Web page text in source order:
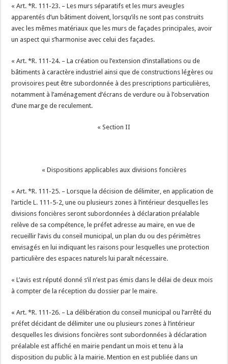
« Art. *R. 111-23. – Les murs séparatifs et les murs aveugles
apparentés d’un bâtiment doivent, lorsqu’ils ne sont pas construits
avec les mêmes matériaux que les murs de façades principales, avoir
un aspect qui s’harmonise avec celui des façades.
« Art. *R. 111-24. – La création ou l’extension d’installations ou de
bâtiments à caractère industriel ainsi que de constructions légères ou
provisoires peut être subordonnée à des prescriptions particulières,
notamment à l’aménagement d’écrans de verdure ou à l’observation
d’une marge de reculement.
« Section II
« Dispositions applicables aux divisions foncières
« Art. *R. 111-25. – Lorsque la décision de délimiter, en application de
l’article L. 111-5-2, une ou plusieurs zones à l’intérieur desquelles les
divisions foncières seront subordonnées à déclaration préalable
relève de sa compétence, le préfet adresse au maire, en vue de
recueillir l’avis du conseil municipal, un plan du ou des périmètres
envisagés en lui indiquant les raisons pour lesquelles une protection
particulière des espaces naturels lui paraît nécessaire.
« L’avis est réputé donné s’il n’est pas émis dans le délai de deux mois
à compter de la réception du dossier par le maire.
« Art. *R. 111-26. – La délibération du conseil municipal ou l’arrêté du
préfet décidant de délimiter une ou plusieurs zones à l’intérieur
desquelles les divisions foncières sont subordonnées à déclaration
préalable est affiché en mairie pendant un mois et tenu à la
disposition du public à la mairie. Mention en est publiée dans un